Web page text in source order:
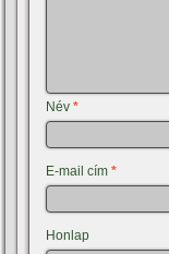
Név*
E-mail cím*
Honlap